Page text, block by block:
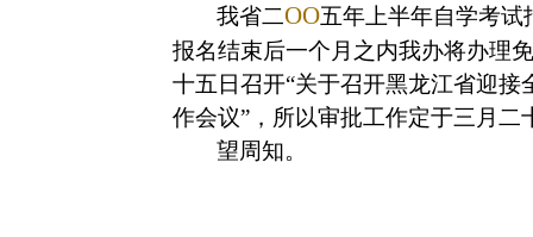
我省二ОО五年上半年自学考试
报名结束后一个月之内我办将办理
十五日召开“关于召开黑龙江省迎
作会议”，所以审批工作定于三月二
望周知。